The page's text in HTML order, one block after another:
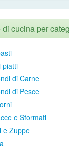
di cucina per
piatti
di Carne
di Pesce
e Sformati
e Zuppe